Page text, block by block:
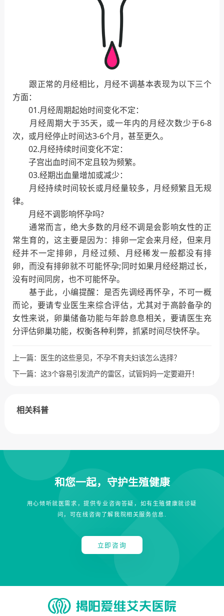
跟正常的月经相比，月经不调基本表现为以下三个
方面：
01.月经周期起始时间变化不定：
月经周期大于35天，或一年内的月经次数少于6-8
次，或月经停止时间达3-6个月，甚至更久。
02.月经持续时间变化不定：
子宫出血时间不定且较为频繁。
03.经期出血量增加或减少：
月经持续时间较长或月经量较多，月经频繁且无规
律。
月经不调影响怀孕吗?
通常而言，绝大多数的月经不调是会影响女性的正
常生育的，这主要是因为：排卵一定会来月经，但来月
经并不一定排卵，月经过频、月经稀发一般都没有排
卵，而没有排卵就不可能怀孕;同时如果月经经期过长，
没有时间同房，也不可能怀孕。
基于此，小编提醒：是否先调经再怀孕，不可一概
而论，要请专业医生来综合评估，尤其对于高龄备孕的
女性来说，卵巢储备功能与年龄息息相关，要请医生充
分评估卵巢功能，权衡各种利弊，抓紧时间尽快怀孕。
上一篇： 医生的这些意见，不孕不育夫妇该怎么选择？
下一篇： 这3个容易引发流产的雷区，试管妈妈一定要避开！
相关科普
和您一起，守护生殖健康
用心倾听就医需求，提供专业咨询答疑，如有生殖健康就诊疑
问，可在线咨询了解我院相关服务信息.
立即咨询